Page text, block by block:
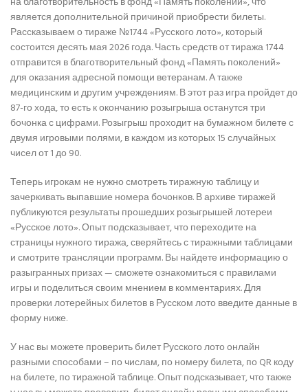
является дополнительной причиной приобрести билеты.
Рассказываем о тираже №1744 «Русского лото», который
состоится десять мая 2026 года. Часть средств от тиража 1744
отправится в благотворительный фонд «Память поколений»
для оказания адресной помощи ветеранам. А также
медицинским и другим учреждениям. В этот раз игра пройдет до
87-го хода, то есть к окончанию розыгрыша останутся три
бочонка с цифрами. Розыгрыш проходит на бумажном билете с
двумя игровыми полями, в каждом из которых 15 случайных
чисел от 1 до 90.
Теперь игрокам не нужно смотреть тиражную таблицу и
зачеркивать выпавшие номера бочонков. В архиве тиражей
публикуются результаты прошедших розыгрышей лотереи
«Русское лото». Опыт подсказывает, что переходите на
страницы нужного тиража, сверяйтесь с тиражными таблицами
и смотрите трансляции программ. Вы найдете информацию о
разыгранных призах — сможете ознакомиться с правилами
игры и поделиться своим мнением в комментариях. Для
проверки лотерейных билетов в Русском лото введите данные в
форму ниже.
У нас вы можете проверить билет Русского лото онлайн
разными способами – по числам, по номеру билета, по QR коду
на билете, по тиражной таблице. Опыт подсказывает, что также